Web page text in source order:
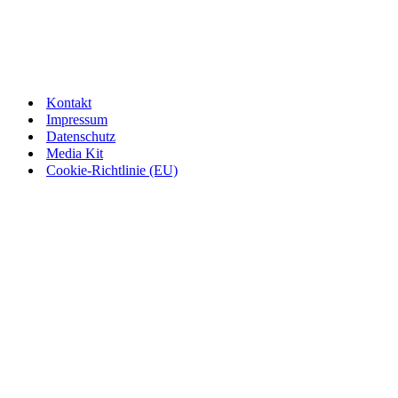
Kontakt
Impressum
Datenschutz
Media Kit
Cookie-Richtlinie (EU)